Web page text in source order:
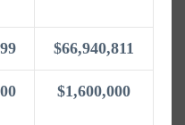
$66,940,811
$1,600,000